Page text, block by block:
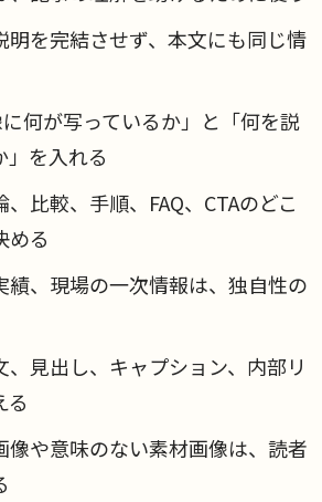
明を完結させず、本文にも同じ情
何が写っているか」と「何を説
」を入れる
比較、手順、FAQ、CTAのどこ
める
績、現場の一次情報は、独自性の
、見出し、キャプション、内部リ
る
像や意味のない素材画像は、読者